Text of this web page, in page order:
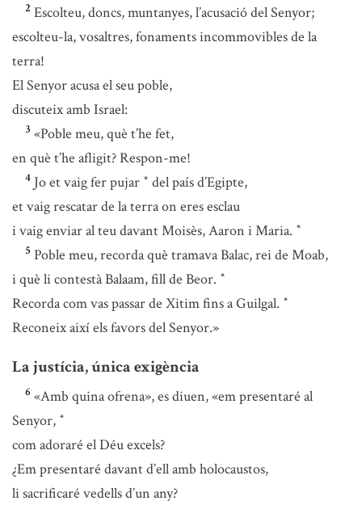
2 Escolteu, doncs, muntanyes, l’acusació del Senyor;
escolteu-la, vosaltres, fonaments incommovibles de la
terra!
El Senyor acusa el seu poble,
discuteix amb Israel:
3 «Poble meu, què t’he fet,
en què t’he afligit? Respon-me!
4 Jo et vaig fer pujar * del país d’Egipte,
et vaig rescatar de la terra on eres esclau
i vaig enviar al teu davant Moisès, Aaron i Maria. *
5 Poble meu, recorda què tramava Balac, rei de Moab,
i què li contestà Balaam, fill de Beor. *
Recorda com vas passar de Xitim fins a Guilgal. *
Reconeix així els favors del Senyor.»
La justícia, única exigència
6 «Amb quina ofrena», es diuen, «em presentaré al
Senyor, *
com adoraré el Déu excels?
¿Em presentaré davant d’ell amb holocaustos,
li sacrificaré vedells d’un any?